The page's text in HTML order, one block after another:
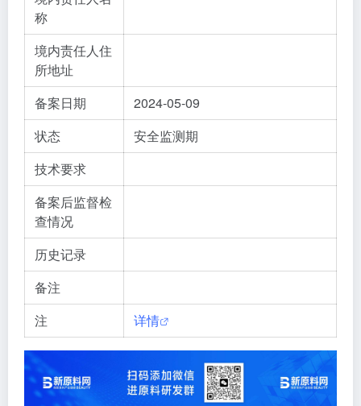
称
境内责任人住
所地址
备案日期
2024-05-09
状态
安全监测期
技术要求
备案后监督检
查情况
历史记录
备注
注
详情